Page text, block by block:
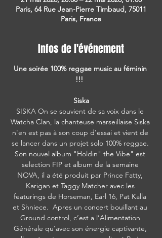
Paris, 64 Rue Jean-Pierre Timbaud, 75011
Paris, France
Infos de l'événement
Une soirée 100% reggae music au féminin
!!!
Siska
SISKA On se souvient de sa voix dans le
Watcha Clan, la chanteuse marseillaise Siska
n'en est pas à son coup d'essai et vient de
se lancer dans un projet solo 100% reggae.
Son nouvel album "Holdin" the Vibe" est
selection FIP et album de la semaine
NOVA, il a été produit par Prince Fatty,
Karigan et Taggy Matcher avec les
featurings de Horseman, Earl 16, Pat Kalla
et Shniece.  Apres un concert bouillant au
Ground control, c’est a l’Alimentation
Générale qu'avec son énergie captivante,